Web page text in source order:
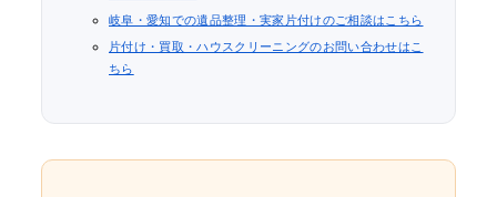
岐阜・愛知での遺品整理・実家片付けのご相談はこちら
片付け・買取・ハウスクリーニングのお問い合わせはこ
ちら